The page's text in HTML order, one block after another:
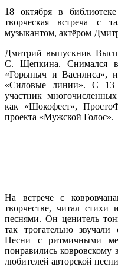
18 октября в
творческая встреча с
музыкантом, актёром
Дмитрий выпускник
С. Щепкина. Снимался в
«Горыныч и Василиса»,
«Силовые линии». С
участник
как «Шокофест»,
проекта «Мужской Голос».
На встрече с
творчестве, читал
песнями. Он ценитель
так трогательно
Песни с ритмичными
понравились ковровскому
любителей авторской